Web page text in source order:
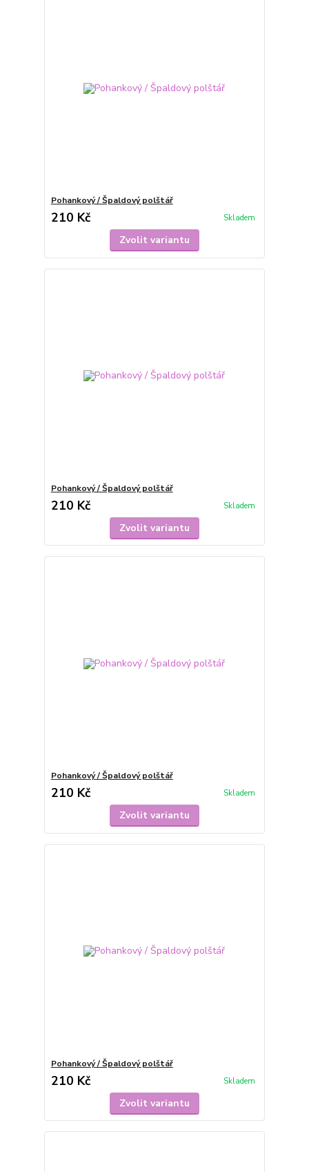
Pohankový / Špaldový polštář
210 Kč Skladem
Zvolit variantu
Pohankový / Špaldový polštář
210 Kč Skladem
Zvolit variantu
Pohankový / Špaldový polštář
210 Kč Skladem
Zvolit variantu
Pohankový / Špaldový polštář
210 Kč Skladem
Zvolit variantu